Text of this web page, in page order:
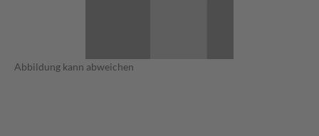
Abbildung kann abweichen